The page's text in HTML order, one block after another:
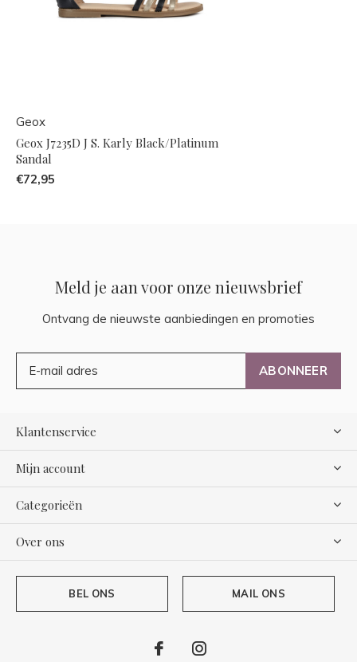
Geox
Geox J7235D J S. Karly Black/Platinum
Sandal
€72,95
Meld je aan voor onze nieuwsbrief
Ontvang de nieuwste aanbiedingen en promoties
ABONNEER
Klantenservice
Mijn account
Categorieën
Over ons
BEL ONS MAIL ONS